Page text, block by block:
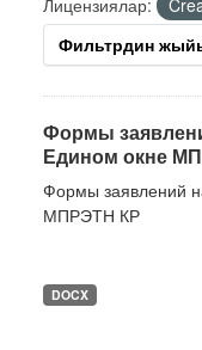
Лицензиялар:
Фильтрдин
Формы
Едином окне
Формы заявлений
МПРЭТН КР
DOCX